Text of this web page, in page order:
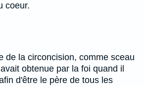
coeur.
de la circoncision, comme sceau
obtenue par la foi quand il
d'être le père de tous les